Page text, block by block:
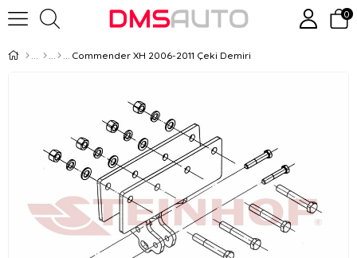
0
Commender XH 2006-2011 Çeki Demiri